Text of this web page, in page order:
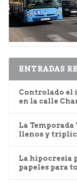
ENTRADAS
Controlado el
en la calle
La
llenos y
La hipocresía
papeles para